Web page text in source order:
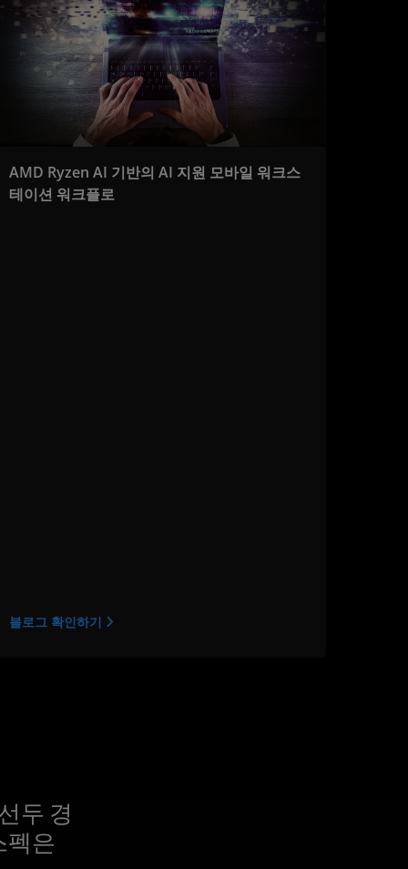
AMD Ryzen AI 기반의 AI 지원 모바일 워크스
테이션 워크플로
블로그 확인하기
두 경
펙은